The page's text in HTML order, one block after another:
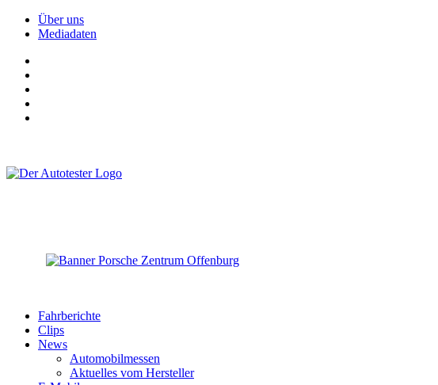
Über uns
Mediadaten
Fahrberichte
Clips
News
Automobilmessen
Aktuelles vom Hersteller